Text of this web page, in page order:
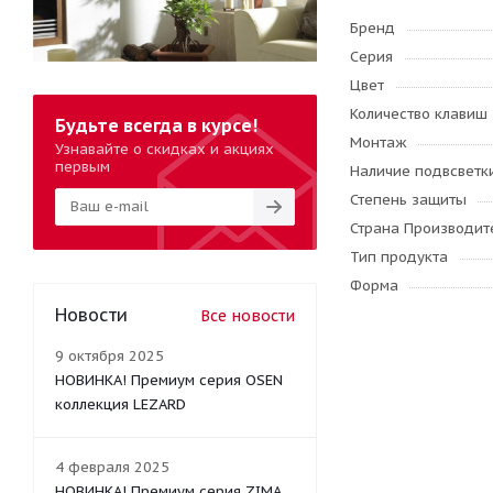
Бренд
Серия
Цвет
Количество клавиш
Монтаж
Наличие
Степень защиты
Страна
Тип продукта
Форма
Будьте всегда в курсе!
Узнавайте о скидках и акциях
первым
Новости Все новости
9 октября 2025
НОВИНКА! Премиум серия OSEN
коллекция LEZARD
4 февраля 2025